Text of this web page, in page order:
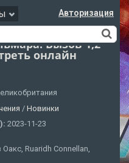
Авторизация
Вызов 1,2
онлайн
/ Новинки
2023-11-23
Оакс, Ruaridh Connellan,